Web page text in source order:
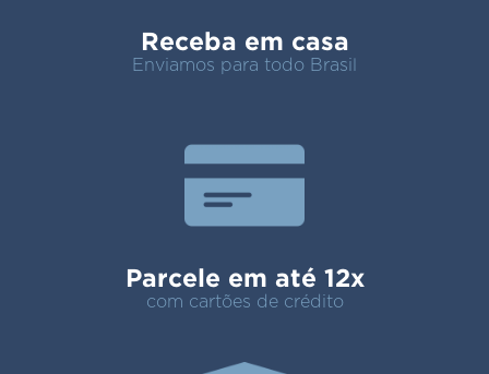
Receba em casa
Enviamos para todo Brasil
Parcele em até 12x
com cartões de crédito